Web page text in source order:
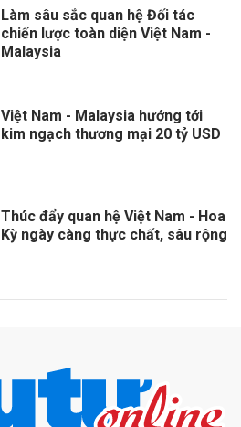
Làm sâu sắc quan hệ Đối tác
chiến lược toàn diện Việt Nam -
Malaysia
Việt Nam - Malaysia hướng tới
kim ngạch thương mại 20 tỷ USD
Thúc đẩy quan hệ Việt Nam - Hoa
Kỳ ngày càng thực chất, sâu rộng